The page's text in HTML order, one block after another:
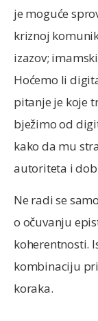
je moguće
kriznoj
izazov;
Hoćemo li
pitanje je koje
bježimo od
kako da mu
autoriteta i
Ne radi se
o očuvanju
koherentnosti.
kombinaciju
koraka.